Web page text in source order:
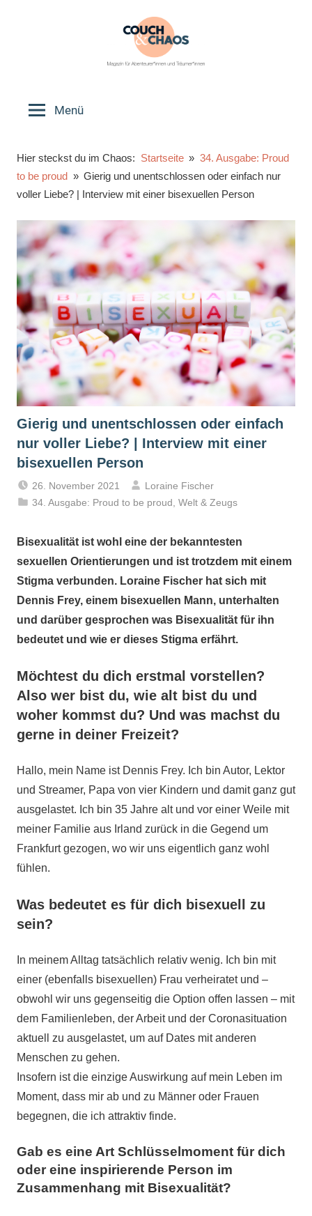
Chaos
Menü
Hier steckst du im Chaos: Startseite
34. Ausgabe: Proud
to be proud
Gierig und unentschlossen oder einfach nur
voller Liebe? | Interview mit einer bisexuellen Person
Gierig und unentschlossen oder einfach
nur voller Liebe? | Interview mit einer
bisexuellen Person
26. November 2021
Loraine Fischer
34. Ausgabe: Proud to be proud ,Welt & Zeugs
Bisexualität ist wohl eine der bekanntesten
sexuellen Orientierungen und ist trotzdem mit einem
Stigma verbunden. Loraine Fischer hat sich mit
Dennis Frey, einem bisexuellen Mann, unterhalten
und darüber gesprochen was Bisexualität für ihn
bedeutet und wie er dieses Stigma erfährt.
Möchtest du dich erstmal vorstellen?
Also wer bist du, wie alt bist du und
woher kommst du? Und was machst du
gerne in deiner Freizeit?
Hallo, mein Name ist Dennis Frey. Ich bin Autor, Lektor
und Streamer, Papa von vier Kindern und damit ganz gut
ausgelastet. Ich bin 35 Jahre alt und vor einer Weile mit
meiner Familie aus Irland zurück in die Gegend um
Frankfurt gezogen, wo wir uns eigentlich ganz wohl
fühlen.
Was bedeutet es für dich bisexuell zu
sein?
In meinem Alltag tatsächlich relativ wenig. Ich bin mit
einer (ebenfalls bisexuellen) Frau verheiratet und –
obwohl wir uns gegenseitig die Option offen lassen – mit
dem Familienleben, der Arbeit und der Coronasituation
aktuell zu ausgelastet, um auf Dates mit anderen
Menschen zu gehen.
Insofern ist die einzige Auswirkung auf mein Leben im
Moment, dass mir ab und zu Männer oder Frauen
begegnen, die ich attraktiv finde.
Gab es eine Art Schlüsselmoment für dich
oder eine inspirierende Person im
Zusammenhang mit Bisexualität?